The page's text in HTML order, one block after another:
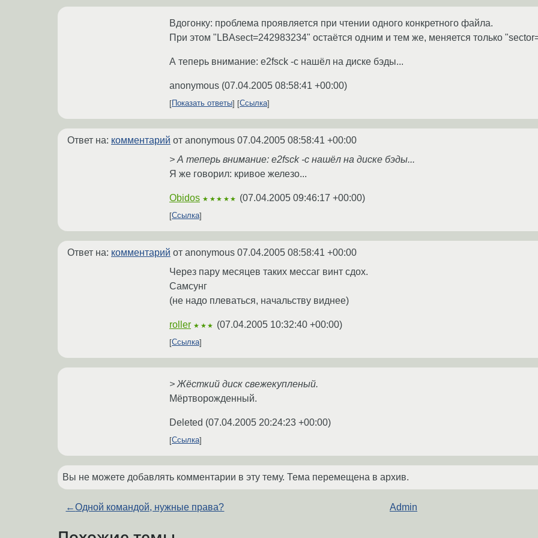
Вдогонку: проблема проявляется при чтении одного конкретного файла.
При этом "LBAsect=242983234" остаётся одним и тем же, меняется только
А теперь внимание: e2fsck -c нашёл на диске бэды...
anonymous (07.04.2005 08:58:41 +00:00)
Показать ответы Ссылка
Ответ на: комментарий от anonymous 07.04.2005 08:58:41 +00:00
> А теперь внимание: e2fsck -c нашёл на диске бэды...
Я же говорил: кривое железо...
Obidos ★★★★★ (07.04.2005 09:46:17 +00:00)
Ссылка
Ответ на: комментарий от anonymous 07.04.2005 08:58:41 +00:00
Через пару месяцев таких мессаг винт сдох.
Самсунг
(не надо плеваться, начальству виднее)
roller ★★★ (07.04.2005 10:32:40 +00:00)
Ссылка
> Жёсткий диск свежекупленый.
Мёртворожденный.
Deleted (07.04.2005 20:24:23 +00:00)
Ссылка
Вы не можете добавлять комментарии в эту тему. Тема перемещена в архив.
←Одной командой, нужные права? Admin